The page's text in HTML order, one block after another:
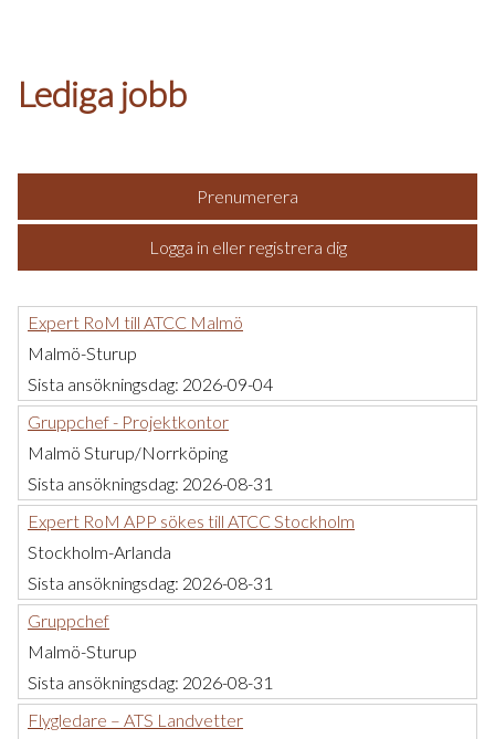
Lediga jobb
Prenumerera
Logga in eller registrera dig
Expert RoM till ATCC Malmö
Malmö-Sturup
Sista ansökningsdag: 2026-09-04
Gruppchef - Projektkontor
Malmö Sturup/Norrköping
Sista ansökningsdag: 2026-08-31
Expert RoM APP sökes till ATCC Stockholm
Stockholm-Arlanda
Sista ansökningsdag: 2026-08-31
Gruppchef
Malmö-Sturup
Sista ansökningsdag: 2026-08-31
Flygledare – ATS Landvetter